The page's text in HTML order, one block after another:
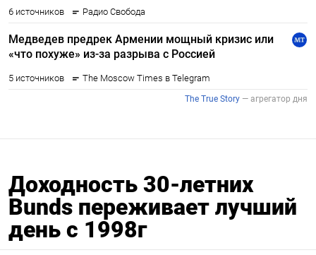
Доходность 30-летних
Bunds переживает лучший
день с 1998г